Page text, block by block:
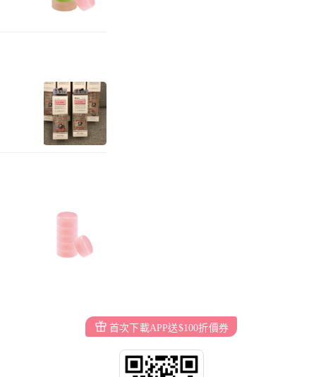
首次下載APP送$100折價券